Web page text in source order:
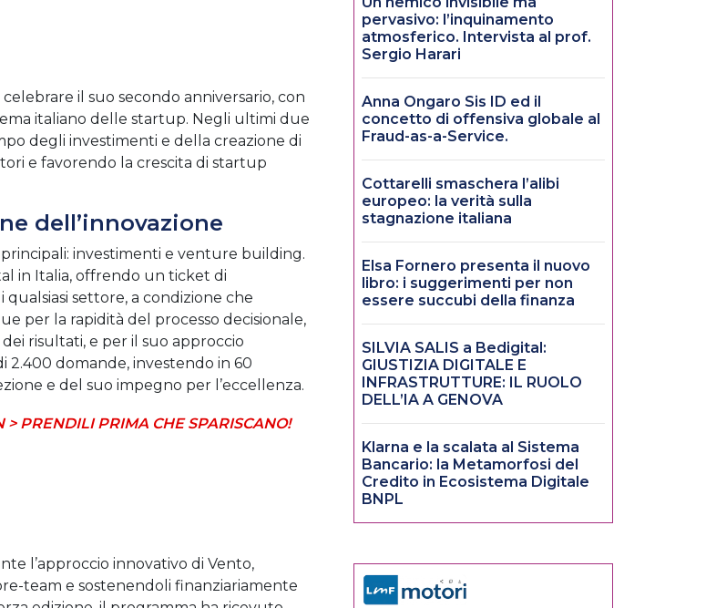
il suo secondo anniversario, con
italiano delle startup. Negli ultimi due
degli investimenti e della creazione di
e favorendo la crescita di startup
dell’innovazione
investimenti e venture building.
in Italia, offrendo un ticket di
settore, a condizione che
per la rapidità del processo decisionale,
risultati, e per il suo approccio
2.400 domande, investendo in 60
e del suo impegno per l’eccellenza.
PRENDILI PRIMA CHE SPARISCANO!
l’approccio innovativo di Vento,
team e sostenendoli finanziariamente
pervasivo: l’inquinamento
atmosferico. Intervista al prof.
Sergio Harari
Anna Ongaro Sis ID ed il
concetto di offensiva globale al
Fraud-as-a-Service.
Cottarelli smaschera l’alibi
europeo: la verità sulla
stagnazione italiana
Elsa Fornero presenta il nuovo
libro: i suggerimenti per non
essere succubi della finanza
SILVIA SALIS a Bedigital:
GIUSTIZIA DIGITALE E
INFRASTRUTTURE: IL RUOLO
DELL’IA A GENOVA
Klarna e la scalata al Sistema
Bancario: la Metamorfosi del
Credito in Ecosistema Digitale
BNPL